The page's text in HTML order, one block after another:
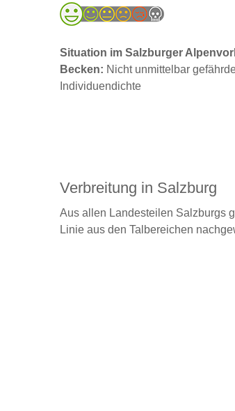
Situation im Salzburger
Becken: Nicht unmittelbar
Individuendichte
Verbreitung in Salzburg
Aus allen Landesteilen Salzburgs
Linie aus den Talbereichen